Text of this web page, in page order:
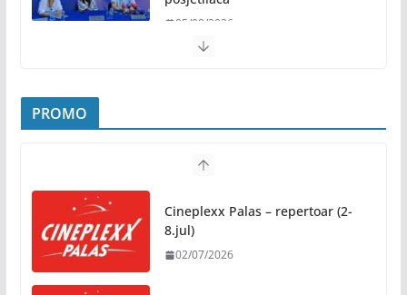
05/08/2026
04/08/2026
Zašto hiljade ljudi istovremeno osjećaju isto?
Nauka iza festivalske energije
04/08/2026
Besplatni udžbenici za sve osnovce od školske
2026/2027. godine
PROMO
Cineplexx Palas – repertoar (2-
8.jul)
02/07/2026